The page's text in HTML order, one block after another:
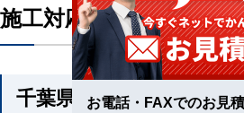
施工対応地域について
千葉県の施工対応地域に
お電話・FAXでのお見